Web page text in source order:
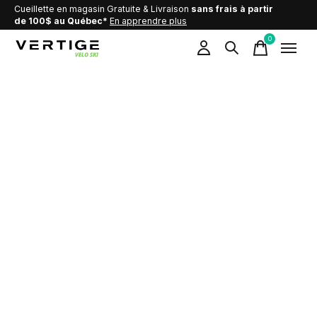
Cueillette en magasin Gratuite & Livraison sans frais à partir
de 100$ au Québec* En apprendre plus
0items